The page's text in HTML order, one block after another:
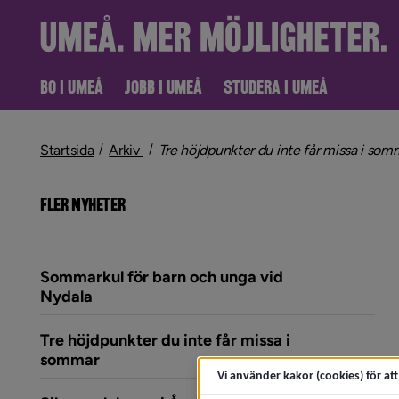
BO I UMEÅ JOBB I UMEÅ STUDERA I UMEÅ
Startsida Arkiv nivå i brödsmulenavigeringen
Tre höjdpunkter du inte får missa i
FLER NYHETER
Sommarkul för barn och unga vid
Nydala (öppnar artikeln Sommarkul för barn och
Tre höjdpunkter du inte får missa i
sommar(öppnar artikeln Tre höjdpunkter du inte
Vi använder kakor (cookies) för